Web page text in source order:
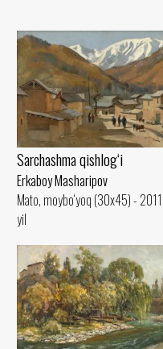
Sarchashma qishlog‘i
Erkaboy Masharipov
Mato, moybo‘yoq (30x45) - 2011
yil